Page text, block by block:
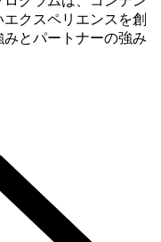
クスペリエンスを創
とパートナーの強み